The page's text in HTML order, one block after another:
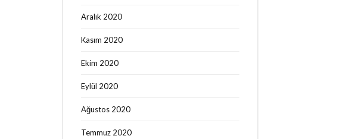
Aralık 2020
Kasım 2020
Ekim 2020
Eylül 2020
Ağustos 2020
Temmuz 2020